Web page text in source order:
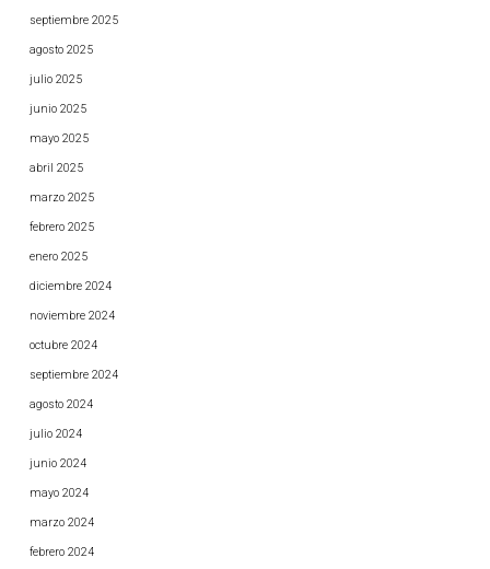
septiembre 2025
agosto 2025
julio 2025
junio 2025
mayo 2025
abril 2025
marzo 2025
febrero 2025
enero 2025
diciembre 2024
noviembre 2024
octubre 2024
septiembre 2024
agosto 2024
julio 2024
junio 2024
mayo 2024
marzo 2024
febrero 2024